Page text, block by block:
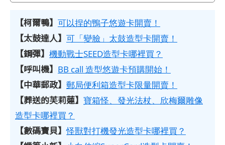
【柯爾鴨】 可以捏的鴨子悠遊卡開賣！
【太鼓達人】 可「變臉」太鼓造型卡開賣！
【鋼彈】 機動戰士SEED造型卡哪裡買？
【呼叫機】 BB call 造型悠遊卡預購開始！
【中華郵政】 郵局便利箱造型卡限量開賣！
【葬送的芙莉蓮】 寶箱怪、發光法杖、欣梅爾雕像
造型卡哪裡買？
【數碼寶貝】怪獸對打機發光造型卡哪裡買？